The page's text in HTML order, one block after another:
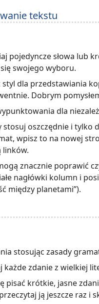
tekstu
pojedyncze słowa lub
swojego wyboru.
styl dla przedstawiania
Dobrym
dla
stosuj oszczędnie i tylko
wpisz to na nowej
linków.
znacznie poprawić
nagłówki kolumn i
między planetami”).
stosując zasady
każde zdanie z wielkiej
pisać krótkie, jasne
ją jeszcze raz i